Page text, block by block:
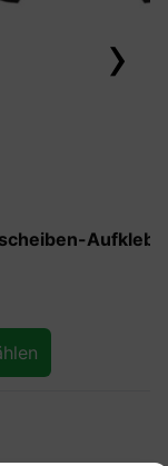
Set für Dacia
›